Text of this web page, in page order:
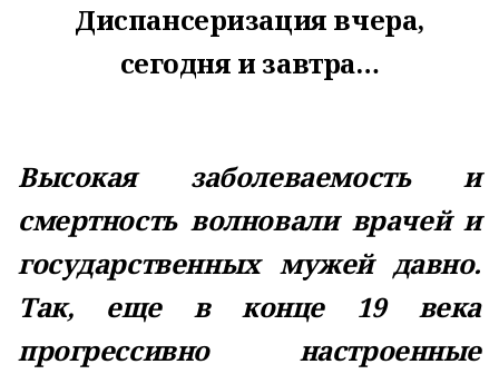
Диспансеризация вчера,
сегодня и завтра…
Высокая заболеваемость и
смертность волновали врачей и
государственных мужей давно.
Так, еще в конце 19 века
прогрессивно настроенные